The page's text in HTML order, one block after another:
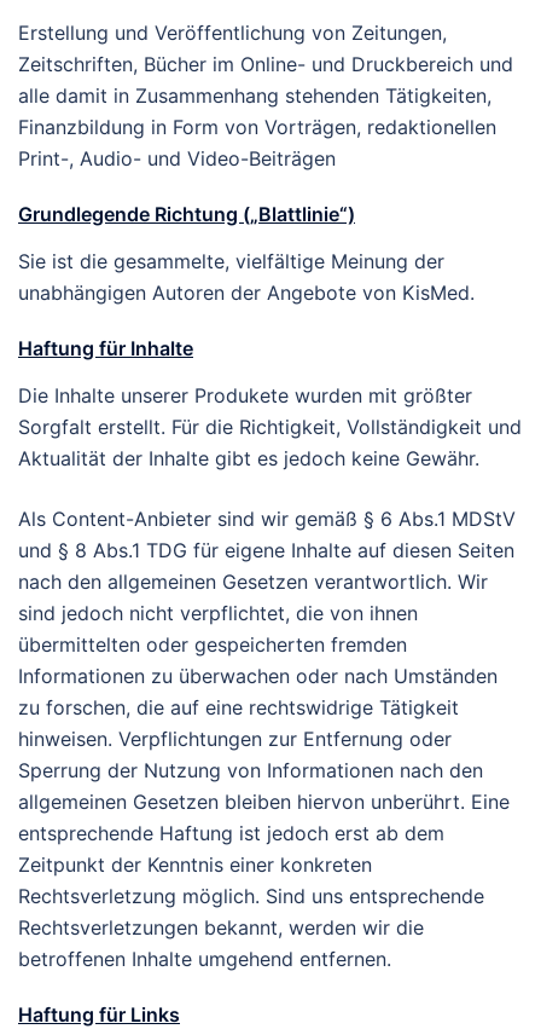
Erstellung und Veröffentlichung von Zeitungen,
Zeitschriften, Bücher im Online- und Druckbereich und
alle damit in Zusammenhang stehenden Tätigkeiten,
Finanzbildung in Form von Vorträgen, redaktionellen
Print-, Audio- und Video-Beiträgen
Grundlegende Richtung („Blattlinie“)
Sie ist die gesammelte, vielfältige Meinung der
unabhängigen Autoren der Angebote von KisMed.
Haftung für Inhalte
Die Inhalte unserer Produkete wurden mit größter
Sorgfalt erstellt. Für die Richtigkeit, Vollständigkeit und
Aktualität der Inhalte gibt es jedoch keine Gewähr.
Als Content-Anbieter sind wir gemäß § 6 Abs.1 MDStV
und § 8 Abs.1 TDG für eigene Inhalte auf diesen Seiten
nach den allgemeinen Gesetzen verantwortlich. Wir
sind jedoch nicht verpflichtet, die von ihnen
übermittelten oder gespeicherten fremden
Informationen zu überwachen oder nach Umständen
zu forschen, die auf eine rechtswidrige Tätigkeit
hinweisen. Verpflichtungen zur Entfernung oder
Sperrung der Nutzung von Informationen nach den
allgemeinen Gesetzen bleiben hiervon unberührt. Eine
entsprechende Haftung ist jedoch erst ab dem
Zeitpunkt der Kenntnis einer konkreten
Rechtsverletzung möglich. Sind uns entsprechende
Rechtsverletzungen bekannt, werden wir die
betroffenen Inhalte umgehend entfernen.
Haftung für Links